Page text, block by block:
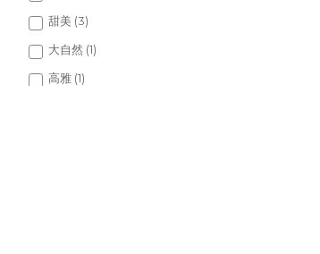
甜美 (3)
大自然 (1)
高雅 (1)